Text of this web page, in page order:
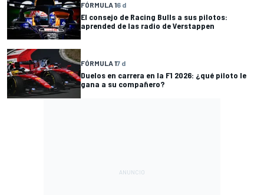
FÓRMULA 16 d
El consejo de Racing Bulls a sus pilotos:
aprended de las radio de Verstappen
FÓRMULA 17 d
Duelos en carrera en la F1 2026: ¿qué piloto le
gana a su compañero?